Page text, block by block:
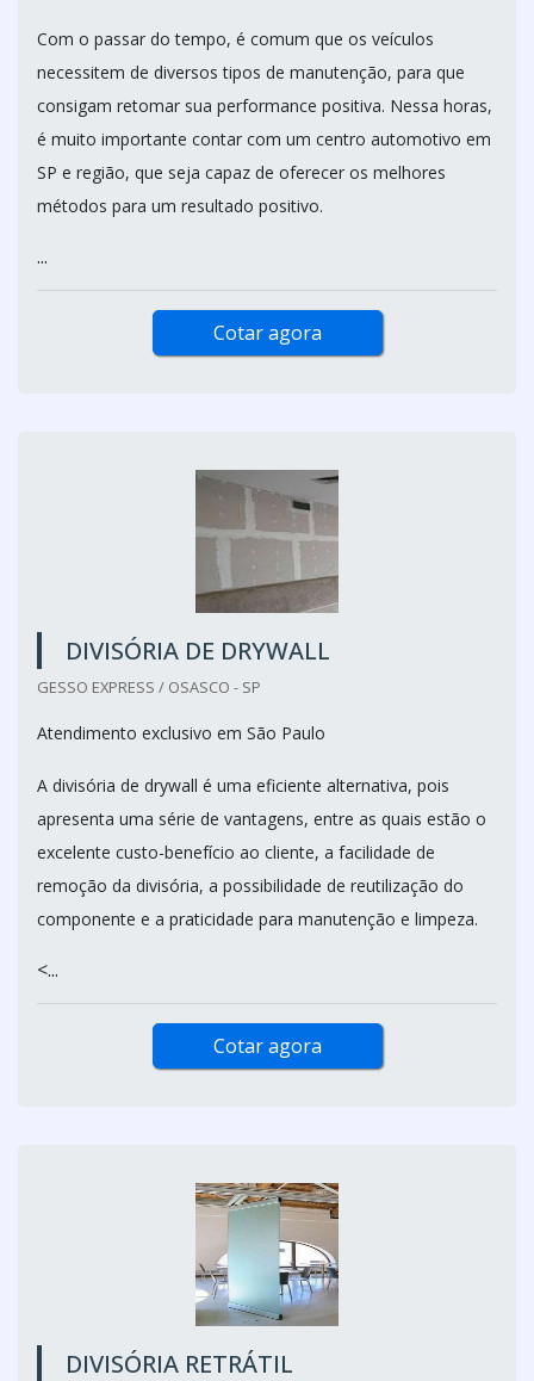
Com o passar do tempo, é comum que os veículos
necessitem de diversos tipos de manutenção, para que
consigam retomar sua performance positiva. Nessa horas,
é muito importante contar com um centro automotivo em
SP e região, que seja capaz de oferecer os melhores
métodos para um resultado positivo.
...
Cotar agora
DIVISÓRIA DE DRYWALL
GESSO EXPRESS / OSASCO - SP
Atendimento exclusivo em São Paulo
A divisória de drywall é uma eficiente alternativa, pois
apresenta uma série de vantagens, entre as quais estão o
excelente custo-benefício ao cliente, a facilidade de
remoção da divisória, a possibilidade de reutilização do
componente e a praticidade para manutenção e limpeza.
<...
Cotar agora
DIVISÓRIA RETRÁTIL